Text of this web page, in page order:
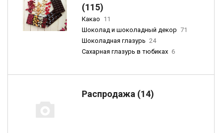
(115)
Какао 11
Шоколад и шоколадный декор 71
Шоколадная глазурь 24
Сахарная глазурь в тюбиках 6
Распродажа (14)